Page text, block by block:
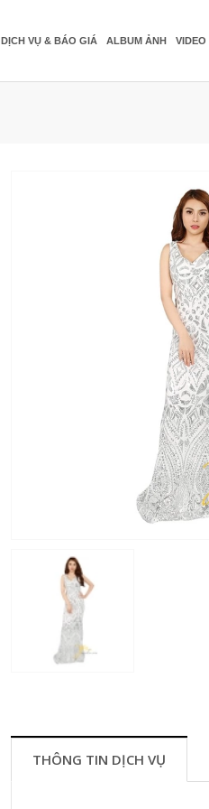
DỊCH VỤ & BÁO GIÁ ALBUM ẢNH VIDEO
THÔNG TIN DỊCH VỤ